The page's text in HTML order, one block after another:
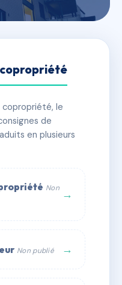
🏗 1 bâtiment(s)
copropriété
le
de
en plusieurs
Non →
Non publié →